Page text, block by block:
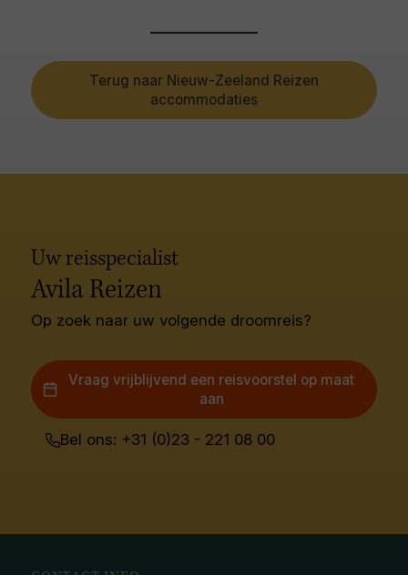
Terug naar Nieuw-Zeeland Reizen
accommodaties
Uw reisspecialist
Avila Reizen
Op zoek naar uw volgende droomreis?
Vraag vrijblijvend een reisvoorstel op maat
aan
Bel ons: +31 (0)23 - 221 08 00